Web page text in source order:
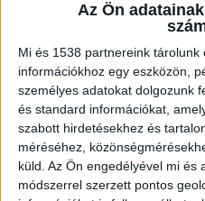
Az Ön
Mi és 1538 partnereink tárolunk
információkhoz egy eszközön,
személyes adatokat dolgozunk
és standard információkat,
szabott hirdetésekhez és
méréséhez,
küld. Az Ön engedélyével mi és
módszerrel szerzett pontos
Meghalt Sas József
Vasárnap hajnalban, 82
József. Az évek óta